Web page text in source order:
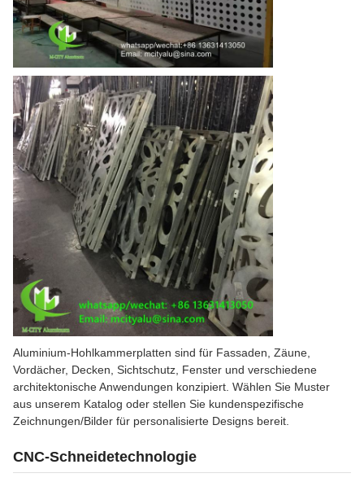
Aluminium-Hohlkammerplatten sind für Fassaden, Zäune,
Vordächer, Decken, Sichtschutz, Fenster und verschiedene
architektonische Anwendungen konzipiert. Wählen Sie Muster
aus unserem Katalog oder stellen Sie kundenspezifische
Zeichnungen/Bilder für personalisierte Designs bereit.
CNC-Schneidetechnologie